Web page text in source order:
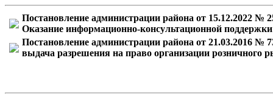
Постановление администрации района от 15.12.2022 №
Оказание информационно-консультационной
Постановление администрации района от 21.03.2016 №
выдача разрешения на право организации розничного